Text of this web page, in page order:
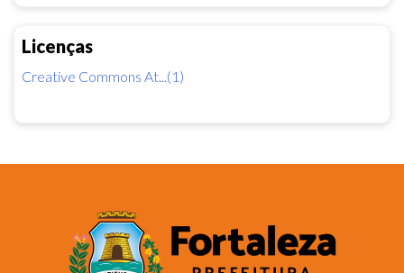
Licenças
Creative Commons At...(1)